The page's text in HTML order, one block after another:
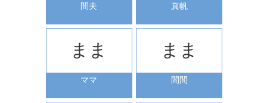
間夫 真帆
まま
ママ
まま
間間